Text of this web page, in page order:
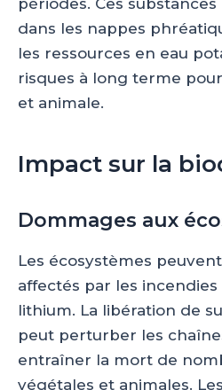
périodes. Ces
dans les nappes
les ressources en eau
risques à long terme
et animale.
Impact sur la
Dommages aux
Les écosystèmes
affectés par les
lithium. La libération de
peut perturber les
entraîner la mort de
végétales et animales.